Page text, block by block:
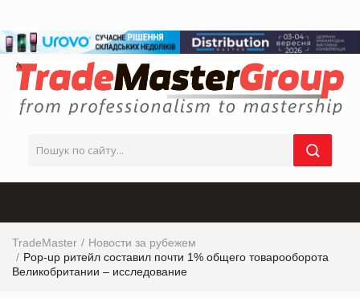
TradeMaster
Новости за рубежем
Pop-up ритейл составил почти 1% общего товарооборота
Великобритании – исследование